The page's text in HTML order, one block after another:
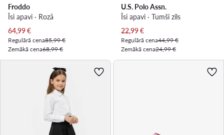
Froddo
Īsi apavi · Rozā
Pašreizējā cena
64,99€
Regulārā cena85,99 €
Zemākā cena68,99 €
U.S. Polo Assn.
Īsi apavi · Tumši zils
Pašreizējā cena
22,99€
Regulārā cena44,99 €
Zemākā cena24,99 €